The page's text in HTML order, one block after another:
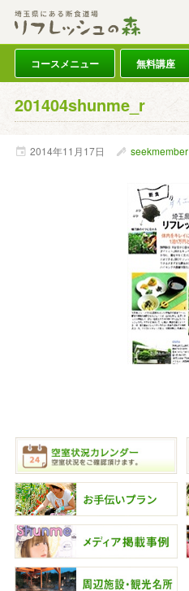
コースメニュー 無料講座
201404shunme_r
2014年11月17日 seekmember